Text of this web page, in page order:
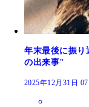
年末最後に振り
の出来事"
2025年12月31日